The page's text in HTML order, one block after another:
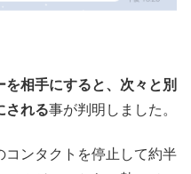
を相手にすると、次々と別
される事が判明しました。
ンタクトを停止して約半